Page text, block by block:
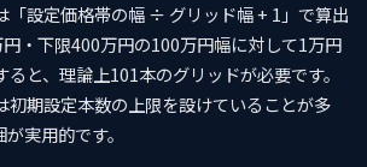
「設定価格帯の幅 ÷ グリッド幅 + 1」で算出
・下限400万円の100万円幅に対して1万円
と、理論上101本のグリッドが必要です。
初期設定本数の上限を設けていることが多
実用的です。